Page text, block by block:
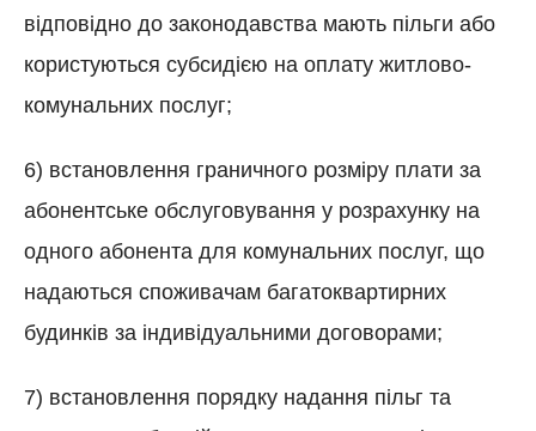
відповідно до законодавства мають пільги або
користуються субсидією на оплату житлово-
комунальних послуг;
6) встановлення граничного розміру плати за
абонентське обслуговування у розрахунку на
одного абонента для комунальних послуг, що
надаються споживачам багатоквартирних
будинків за індивідуальними договорами;
7) встановлення порядку надання пільг та